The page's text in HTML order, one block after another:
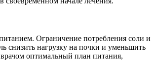
Если вам назначены
препаратов без консультации. Это
заболевание и предотвратить его